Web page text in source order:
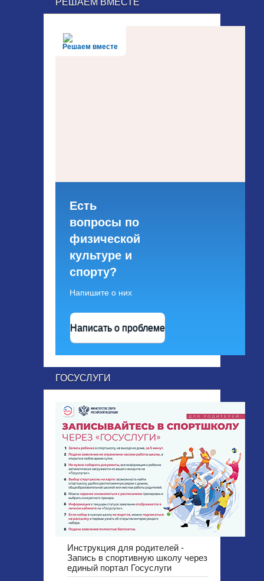
РЕШАЕМ ВМЕСТЕ
Решаем вместе
Есть
вопросы по
физической
культуре и
спорту?
Напишите о них
Написать о проблеме
ГОСУСЛУГИ
Инструкция для родителей -
Запись в спортивную школу через
единый портал Госуслуги